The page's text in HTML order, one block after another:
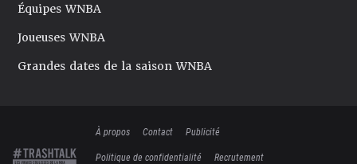
Équipes WNBA
Joueuses WNBA
Grandes dates de la saison WNBA
À propos Contact
Publicité
Politique de confidentialité
Recrutement